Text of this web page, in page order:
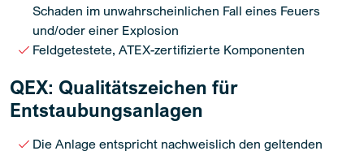
Schaden im unwahrscheinlichen Fall eines Feuers
und/oder einer Explosion
Feldgetestete, ATEX-zertifizierte Komponenten
QEX: Qualitätszeichen für
Entstaubungsanlagen
Die Anlage entspricht nachweislich den geltenden